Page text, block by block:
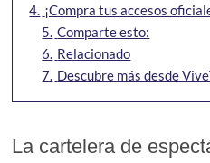
4. ¡Compra tus accesos
5. Comparte esto:
6. Relacionado
7. Descubre más desde
La cartelera de